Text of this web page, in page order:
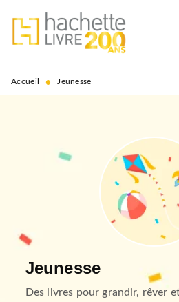
MENU RECHERCHE
PIED DE PAGE
Accueil • Jeunesse
Jeunesse
Des livres pour grandir, rêver